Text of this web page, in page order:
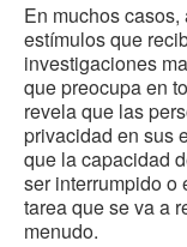
En muchos
estímulos que
investigaciones
que preocupa en
revela que las
privacidad en sus
que la capacidad
ser interrumpido o
tarea que se va a
menudo.